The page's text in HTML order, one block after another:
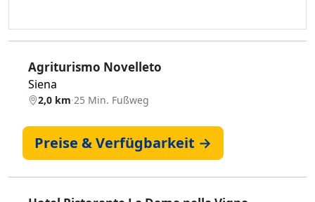
Agriturismo Novelleto
Siena
2,0 km·25 Min. Fußweg
Preise & Verfügbarkeit →